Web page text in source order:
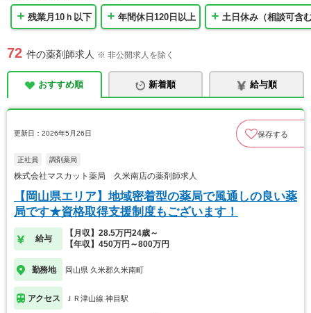
残業月10ｈ以下 年間休日120日以上 土日休み（相談可含
72 件の薬剤師求人 ※ 非公開求人を除く
おすすめ順 新着順 給与順
更新日：2026年5月26日 保存する
正社員 調剤薬局
株式会社マスカット薬局 久米南店の薬剤師求人
【岡山県エリア】地域密着型の薬局で風通しの良い薬
局です★資格取得支援制度もございます！
給与
【月収】28.5万円24歳～
【年収】450万円～800万円
勤務地 岡山県 久米郡久米南町
アクセス ＪＲ津山線 神目駅